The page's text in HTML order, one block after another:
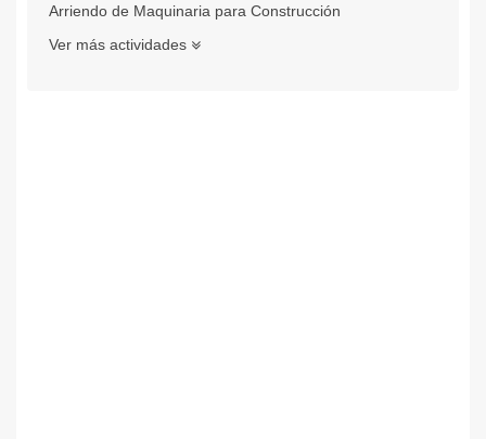
Arriendo de Maquinaria para Construcción
Ver más actividades